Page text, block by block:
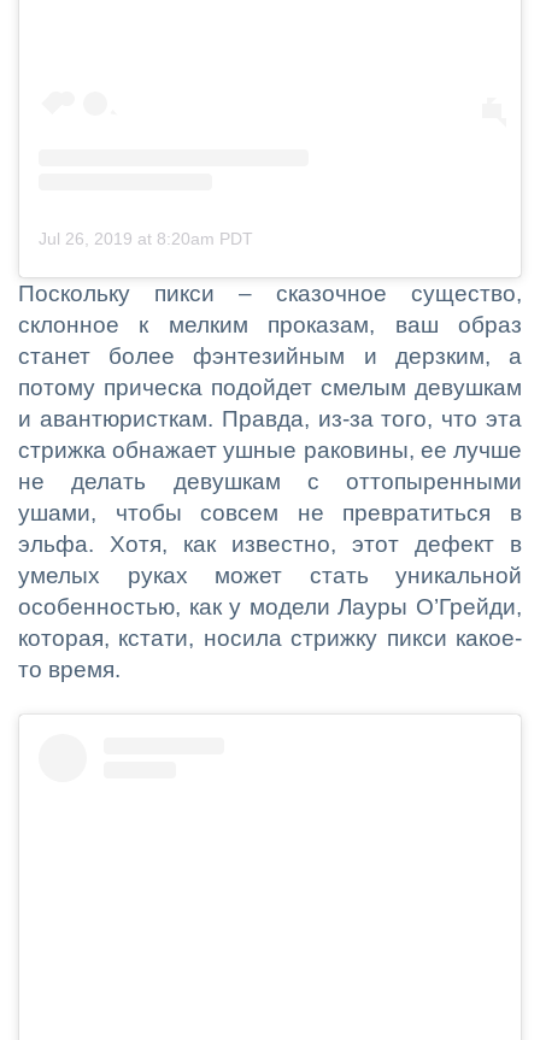
Jul 26, 2019 at 8:20am PDT
Поскольку пикси – сказочное существо,
склонное к мелким проказам, ваш образ
станет более фэнтезийным и дерзким, а
потому прическа подойдет смелым девушкам
и авантюристкам. Правда, из-за того, что эта
стрижка обнажает ушные раковины, ее лучше
не делать девушкам с оттопыренными
ушами, чтобы совсем не превратиться в
эльфа. Хотя, как известно, этот дефект в
умелых руках может стать уникальной
особенностью, как у модели Лауры О’Грейди,
которая, кстати, носила стрижку пикси какое-
то время.